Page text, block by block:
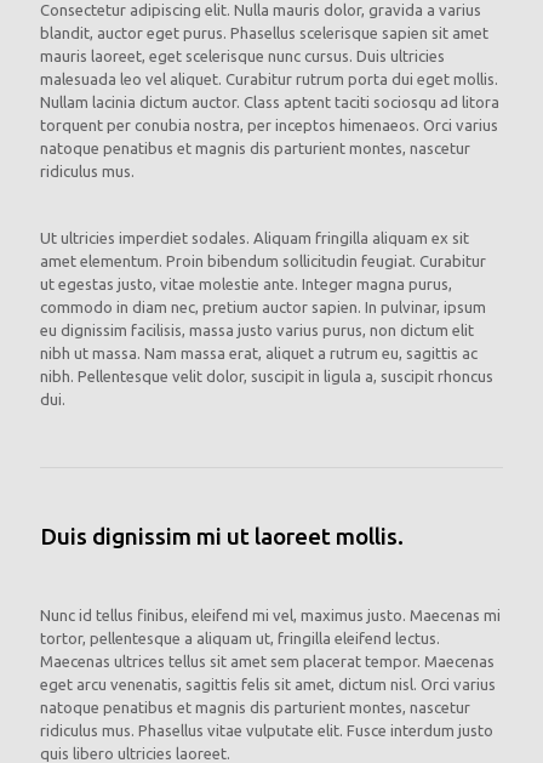
Consectetur adipiscing elit. Nulla mauris dolor, gravida a varius
blandit, auctor eget purus. Phasellus scelerisque sapien sit amet
mauris laoreet, eget scelerisque nunc cursus. Duis ultricies
malesuada leo vel aliquet. Curabitur rutrum porta dui eget mollis.
Nullam lacinia dictum auctor. Class aptent taciti sociosqu ad litora
torquent per conubia nostra, per inceptos himenaeos. Orci varius
natoque penatibus et magnis dis parturient montes, nascetur
ridiculus mus.
Ut ultricies imperdiet sodales. Aliquam fringilla aliquam ex sit
amet elementum. Proin bibendum sollicitudin feugiat. Curabitur
ut egestas justo, vitae molestie ante. Integer magna purus,
commodo in diam nec, pretium auctor sapien. In pulvinar, ipsum
eu dignissim facilisis, massa justo varius purus, non dictum elit
nibh ut massa. Nam massa erat, aliquet a rutrum eu, sagittis ac
nibh. Pellentesque velit dolor, suscipit in ligula a, suscipit rhoncus
dui.
Duis dignissim mi ut laoreet mollis.
Nunc id tellus finibus, eleifend mi vel, maximus justo. Maecenas mi
tortor, pellentesque a aliquam ut, fringilla eleifend lectus.
Maecenas ultrices tellus sit amet sem placerat tempor. Maecenas
eget arcu venenatis, sagittis felis sit amet, dictum nisl. Orci varius
natoque penatibus et magnis dis parturient montes, nascetur
ridiculus mus. Phasellus vitae vulputate elit. Fusce interdum justo
quis libero ultricies laoreet.